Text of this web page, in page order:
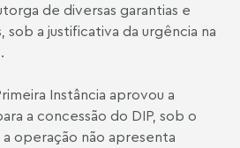
de diversas garantias e
a justificativa da urgência na
Instância aprovou a
a concessão do DIP, sob o
operação não apresenta